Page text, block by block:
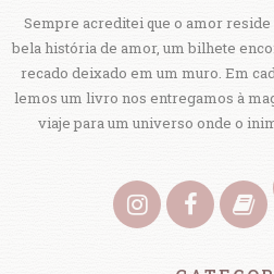
Sempre acreditei que o amor reside
bela história de amor, um bilhete
recado deixado em um muro. Em
lemos um livro nos entregamos à
viaje para um universo onde o